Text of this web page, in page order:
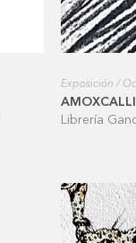
Exposición /
Librería